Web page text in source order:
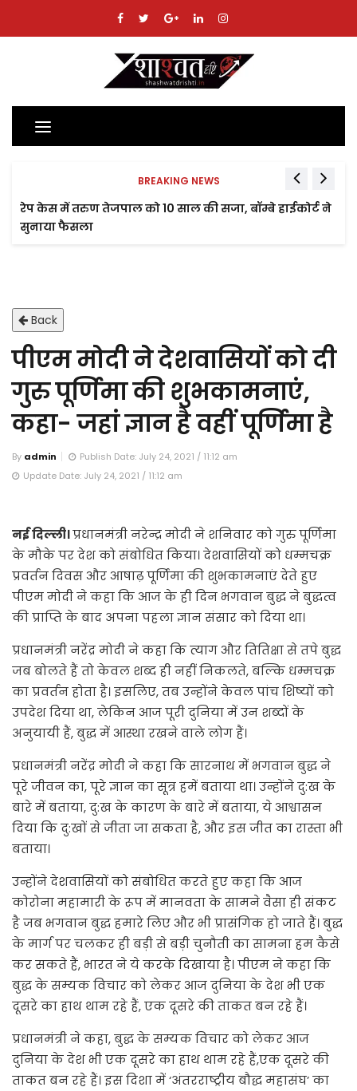
Toggle
navigation
BREAKING NEWS
रेप केस में तरुण तेजपाल को 10 साल की सजा, बॉम्बे हाईकोर्ट ने
सुनाया फैसला
Back
पीएम मोदी ने देशवासियों को दी
गुरु पूर्णिमा की शुभकामनाएं,
कहा- जहां ज्ञान है वहीं पूर्णिमा है
By admin
Publish Date: July 24, 2021 / 11:12 am
Update Date: July 24, 2021 / 11:12 am
नई दिल्ली।प्रधानमंत्री नरेन्द्र मोदी ने शनिवार को गुरु पूर्णिमा
के मौके पर देश को संबोधित किया। देशवासियों को धम्मचक्र
प्रवर्तन दिवस और आषाढ़ पूर्णिमा की शुभकामनाएं देते हुए
पीएम मोदी ने कहा कि आज के ही दिन भगवान बुद्ध ने बुद्धत्व
की प्राप्ति के बाद अपना पहला ज्ञान संसार को दिया था।
प्रधानमंत्री नरेंद्र मोदी ने कहा कि त्याग और तितिक्षा से तपे बुद्ध
जब बोलते हैं तो केवल शब्द ही नहीं निकलते, बल्कि धम्मचक्र
का प्रवर्तन होता है। इसलिए, तब उन्होंने केवल पांच शिष्यों को
उपदेश दिया था, लेकिन आज पूरी दुनिया में उन शब्दों के
अनुयायी हैं, बुद्ध में आस्था रखने वाले लोग हैं।
प्रधानमंत्री नरेंद्र मोदी ने कहा कि सारनाथ में भगवान बुद्ध ने
पूरे जीवन का, पूरे ज्ञान का सूत्र हमें बताया था। उन्होंने दु:ख के
बारे में बताया, दु:ख के कारण के बारे में बताया, ये आश्वासन
दिया कि दु:खों से जीता जा सकता है, और इस जीत का रास्ता भी
बताया।
उन्होंने देशवासियों को संबोधित करते हुए कहा कि आज
कोरोना महामारी के रूप में मानवता के सामने वैसा ही संकट
है जब भगवान बुद्ध हमारे लिए और भी प्रासंगिक हो जाते हैं। बुद्ध
के मार्ग पर चलकर ही बड़ी से बड़ी चुनौती का सामना हम कैसे
कर सकते हैं, भारत ने ये करके दिखाया है। पीएम ने कहा कि
बुद्ध के सम्यक विचार को लेकर आज दुनिया के देश भी एक
दूसरे का हाथ थाम रहे हैं, एक दूसरे की ताकत बन रहे हैं।
प्रधानमंत्री ने कहा, बुद्ध के सम्यक विचार को लेकर आज
दुनिया के देश भी एक दूसरे का हाथ थाम रहे हैं,एक दूसरे की
ताकत बन रहे हैं। इस दिशा में ‘अंतरराष्ट्रीय बौद्ध महासंघ’ का